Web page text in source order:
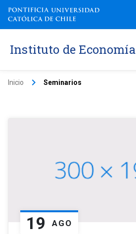
Instituto de Economía
Inicio keyboard_arrow_right Seminarios
19 AGO